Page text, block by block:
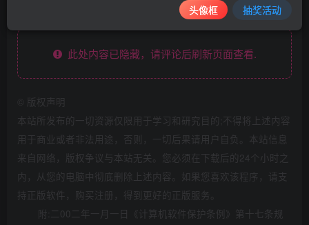
此处内容已隐藏，请评论后刷新页面查看.
版权声明
本站所发布的一切资源仅限用于学习和研究目的;不得将上述内容
用于商业或者非法用途，否则，一切后果请用户自负。本站信息
来自网络，版权争议与本站无关。您必须在下载后的24个小时之
内，从您的电脑中彻底删除上述内容。如果您喜欢该程序，请支
持正版软件，购买注册，得到更好的正版服务。
附:二00二年一月一日《计算机软件保护条例》第十七条规
头像框 抽奖活动